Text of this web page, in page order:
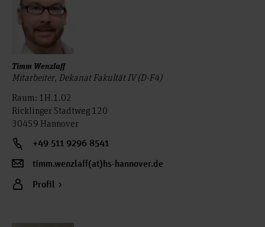
Timm Wenzlaff
Mitarbeiter, Dekanat Fakultät IV (D-F4)
Raum: 1H.1.02
Ricklinger Stadtweg 120
30459 Hannover
+49 511 9296 8541
timm.wenzlaff(at)hs-hannover.de
Profil